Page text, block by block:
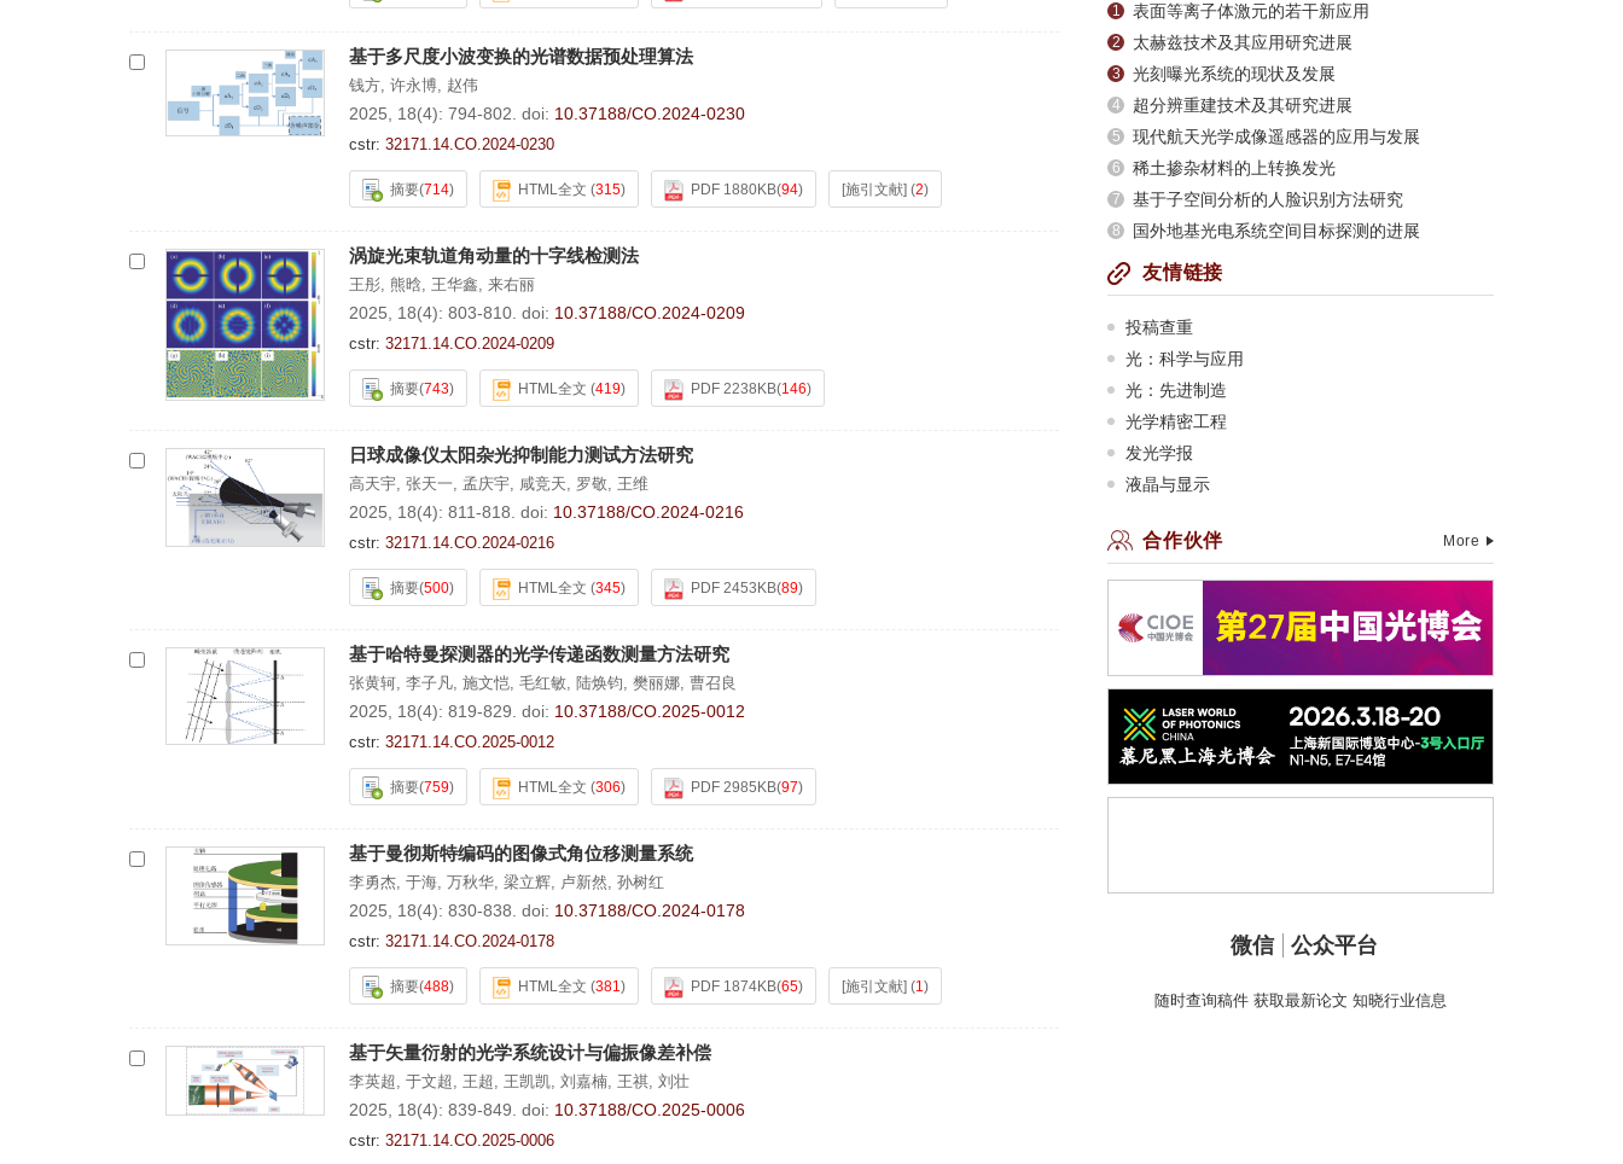
基于多尺度小波变换的光谱数据预处理算法
钱方, 许永博, 赵伟
2025, 18(4): 794-802. doi: 10.37188/CO.2024-0230
cstr: 32171.14.CO.2024-0230
摘要(714) HTML全文 (315) PDF 1880KB(94) [施引文献] (2)
涡旋光束轨道角动量的十字线检测法
王彤, 熊晗, 王华鑫, 来右丽
2025, 18(4): 803-810. doi: 10.37188/CO.2024-0209
cstr: 32171.14.CO.2024-0209
摘要(743) HTML全文 (419) PDF 2238KB(146)
日球成像仪太阳杂光抑制能力测试方法研究
高天宇, 张天一, 孟庆宇, 咸竞天, 罗敬, 王维
2025, 18(4): 811-818. doi: 10.37188/CO.2024-0216
cstr: 32171.14.CO.2024-0216
摘要(500) HTML全文 (345) PDF 2453KB(89)
基于哈特曼探测器的光学传递函数测量方法研究
张黄轲, 李子凡, 施文恺, 毛红敏, 陆焕钧, 樊丽娜, 曹召良
2025, 18(4): 819-829. doi: 10.37188/CO.2025-0012
cstr: 32171.14.CO.2025-0012
摘要(759) HTML全文 (306) PDF 2985KB(97)
基于曼彻斯特编码的图像式角位移测量系统
李勇杰, 于海, 万秋华, 梁立辉, 卢新然, 孙树红
2025, 18(4): 830-838. doi: 10.37188/CO.2024-0178
cstr: 32171.14.CO.2024-0178
摘要(488) HTML全文 (381) PDF 1874KB(65) [施引文献] (1)
基于矢量衍射的光学系统设计与偏振像差补偿
李英超, 于文超, 王超, 王凯凯, 刘嘉楠, 王祺, 刘壮
2025, 18(4): 839-849. doi: 10.37188/CO.2025-0006
cstr: 32171.14.CO.2025-0006
1 表面等离子体激元的若干新应用
2 太赫兹技术及其应用研究进展
3 光刻曝光系统的现状及发展
4 超分辨重建技术及其研究进展
5 现代航天光学成像遥感器的应用与发展
6 稀土掺杂材料的上转换发光
7 基于子空间分析的人脸识别方法研究
8 国外地基光电系统空间目标探测的进展
友情链接
投稿查重
光：科学与应用
光：先进制造
光学精密工程
发光学报
液晶与显示
合作伙伴 More
微信 公众平台
随时查询稿件 获取最新论文 知晓行业信息